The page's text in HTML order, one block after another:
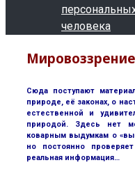
человека
Мировоззрение
Сюда поступают
природе, её законах, о
естественной и
природой. Здесь нет
коварным выдумкам о
но постоянно
реальная информация…